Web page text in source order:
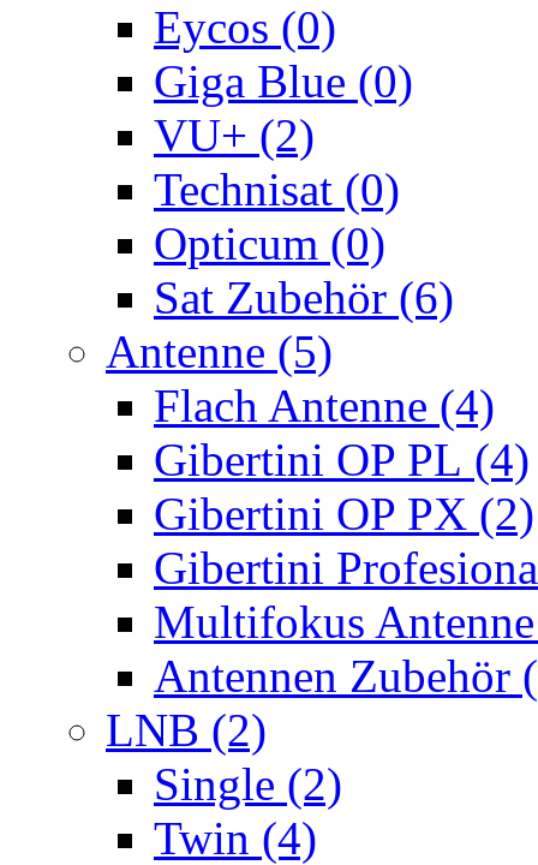
Eycos (0)
Giga Blue (0)
VU+ (2)
Technisat (0)
Opticum (0)
Sat Zubehör (6)
Antenne (5)
Flach Antenne (4)
Gibertini OP PL (4)
Gibertini OP PX (2)
Gibertini
Multifokus
Antennen Zubehör
LNB (2)
Single (2)
Twin (4)